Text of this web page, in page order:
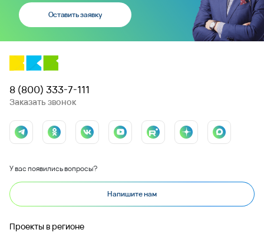
Оставить заявку
8 (800) 333-7-111
Заказать звонок
У вас появились вопросы?
Напишите нам
Проекты в регионе